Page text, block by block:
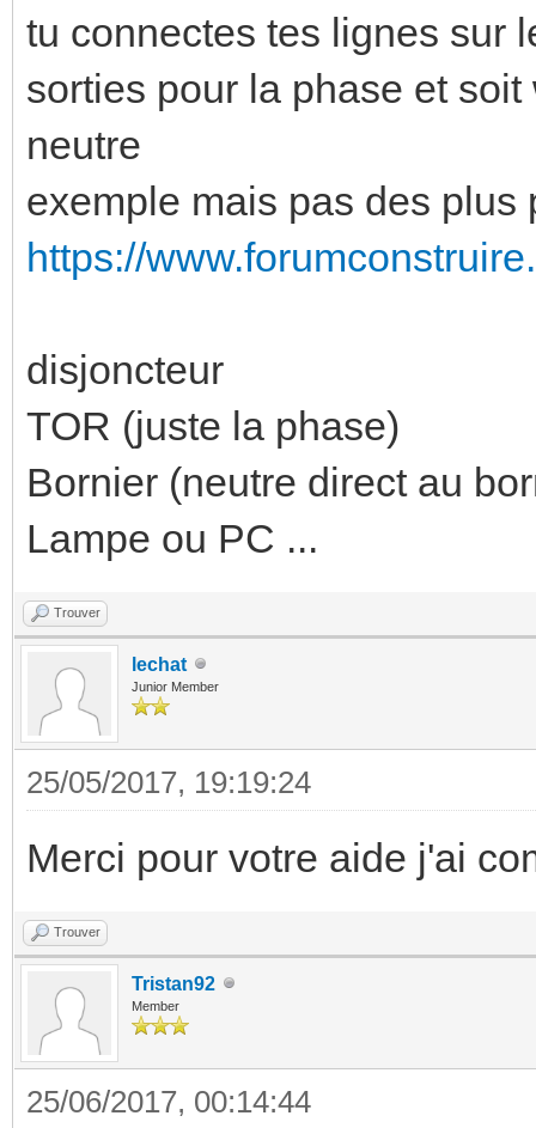
tu connectes tes lignes sur
sorties pour la phase et
neutre
exemple mais pas des
https://
disjoncteur
TOR (juste la phase)
Bornier (neutre direct au
Lampe ou PC ...
Trouver
lechat
Junior Member
25/05/2017, 19:19:24
Merci pour votre aide j'ai
Trouver
Tristan92
Member
25/06/2017, 00:14:44